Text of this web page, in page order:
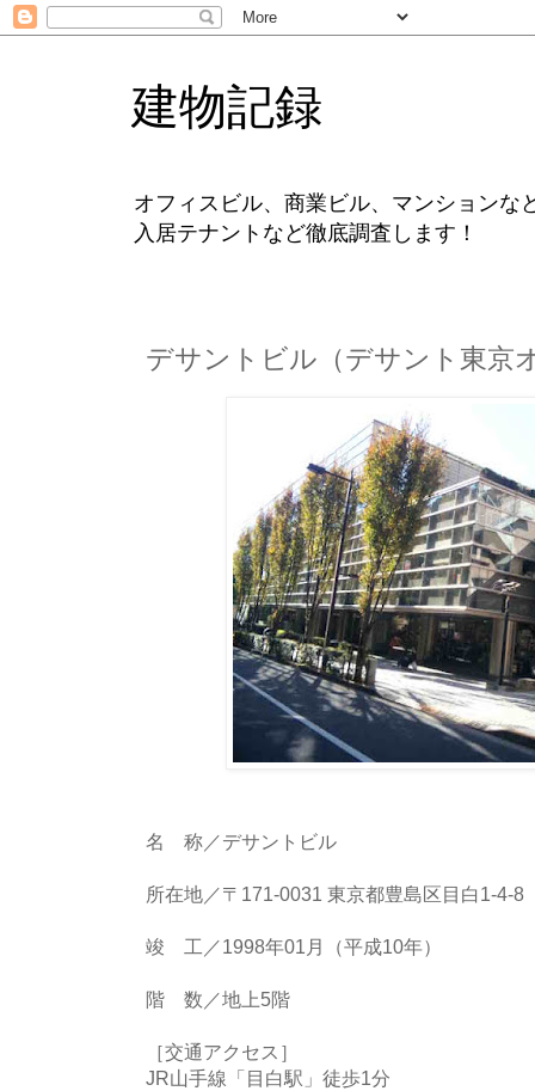
建物記録
オフィスビル、商業ビル、マンションな
入居テナントなど徹底調査します！
デサントビル（デサント東京
名 称／デサントビル
所在地／〒171-0031 東京都豊島区目白1-4-8
竣 工／1998年01月（平成10年）
階 数／地上5階
［交通アクセス］
JR山手線「目白駅」徒歩1分